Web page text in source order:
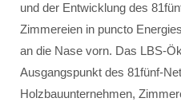
und der Entwicklung des
Zimmereien in puncto
an die Nase vorn. Das LBS-
Ausgangspunkt des 81fünf-
Holzbauunternehmen,